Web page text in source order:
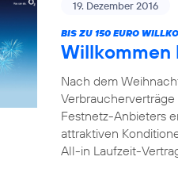
19. Dezember 2016
BIS ZU 150 EURO
Willkommen
Nach dem
Festnetz-Anbieters
attraktiven
All-in Laufzeit-